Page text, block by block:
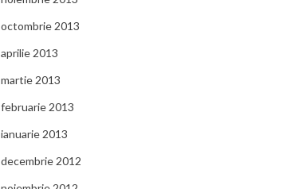
octombrie 2013
aprilie 2013
martie 2013
februarie 2013
ianuarie 2013
decembrie 2012